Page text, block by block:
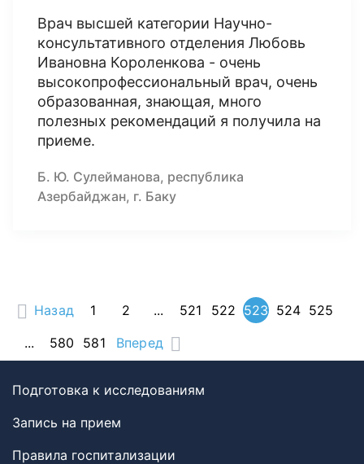
Врач высшей категории Научно-
консультативного отделения Любовь
Ивановна Короленкова - очень
высокопрофессиональный врач, очень
образованная, знающая, много
полезных рекомендаций я получила на
приеме.
Б. Ю. Сулейманова, республика
Азербайджан, г. Баку
Назад 1 2 ... 521 522 523 524 525
...
580 581 Вперед
Подготовка к исследованиям
Запись на прием
Правила госпитализации